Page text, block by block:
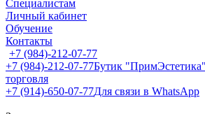
Специалистам
Личный кабинет
Обучение
Контакты
+7 (984)-212-07-77
+7 (984)-212-07-77Бутик
торговля
+7 (914)-650-07-77Для связи в WhatsApp